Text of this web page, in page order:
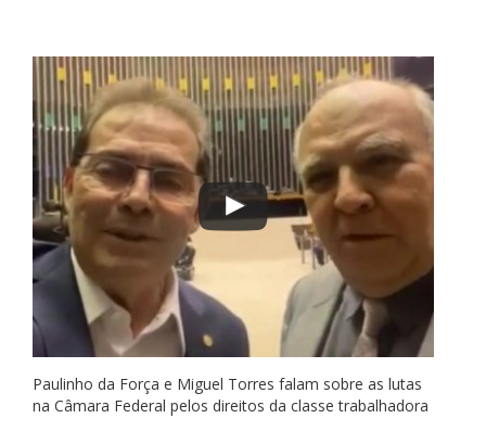
Paulinho da Força e Miguel Torres falam sobre as lutas
na Câmara Federal pelos direitos da classe trabalhadora